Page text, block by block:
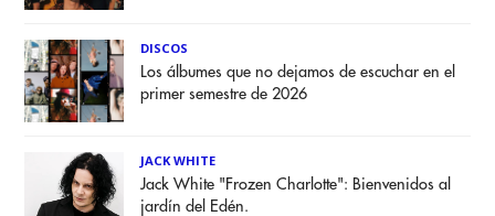
DISCOS
Los álbumes que no dejamos de escuchar en el
primer semestre de 2026
JACK WHITE
Jack White "Frozen Charlotte": Bienvenidos al
jardín del Edén.